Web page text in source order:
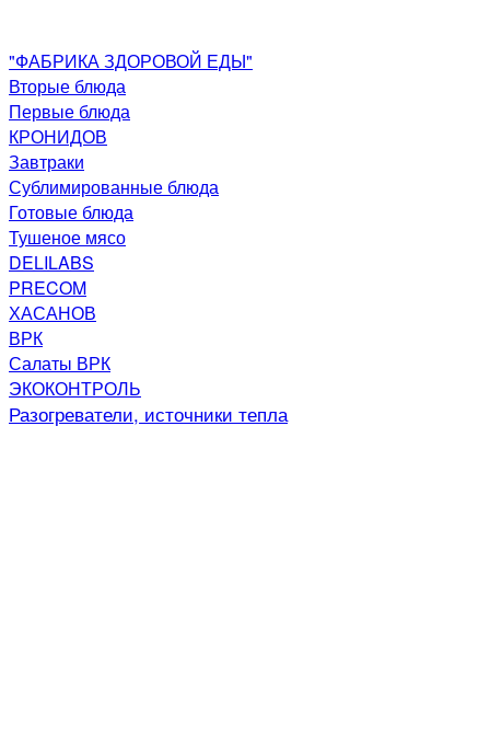
"ФАБРИКА ЗДОРОВОЙ ЕДЫ"
Вторые блюда
Первые блюда
КРОНИДОВ
Завтраки
Сублимированные блюда
Готовые блюда
Тушеное мясо
DELILABS
PRECOM
ХАСАНОВ
ВРК
Салаты ВРК
ЭКОКОНТРОЛЬ
Разогреватели, источники тепла